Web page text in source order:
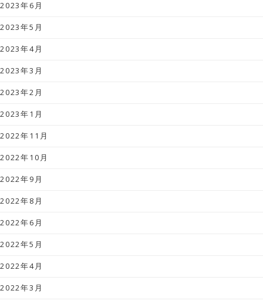
2023年6月
2023年5月
2023年4月
2023年3月
2023年2月
2023年1月
2022年11月
2022年10月
2022年9月
2022年8月
2022年6月
2022年5月
2022年4月
2022年3月